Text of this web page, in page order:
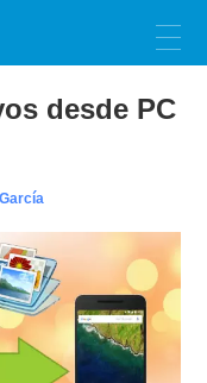
desde PC